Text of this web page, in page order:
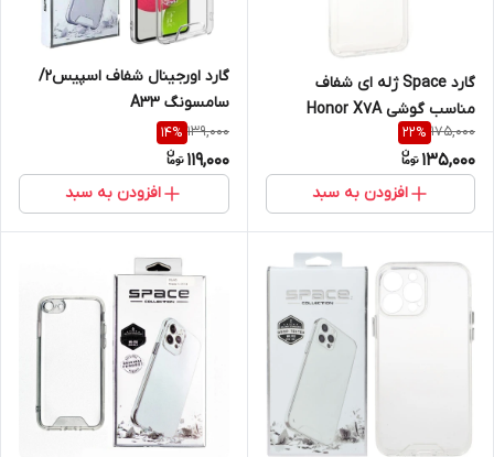
گارد Space ژله ای شفاف
مناسب گوشی Honor X7A
175,000
22%
135,000
افزودن به سبد
گارد اورجینال شفاف اسپیس2/
سامسونگ A33
139,000
14%
119,000
افزودن به سبد